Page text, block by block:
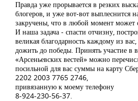
Правда уже прорывается в резких
блогеров, и уже вот-вот выплеснится
закручены, что в любой момент может
И наша задача - спасти отчизну,
великая благодарность каждому из вас,
дожить до победы. Принять участие в
«Арсеньевских вестей» можно
посильной для вас суммы на карту
2202 2003 7765 2746,
привязанную к моему телефону
8-924-230-56-37.